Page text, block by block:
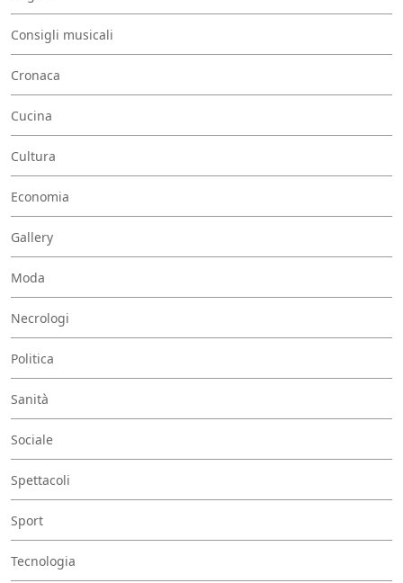
Consigli musicali
Cronaca
Cucina
Cultura
Economia
Gallery
Moda
Necrologi
Politica
Sanità
Sociale
Spettacoli
Sport
Tecnologia